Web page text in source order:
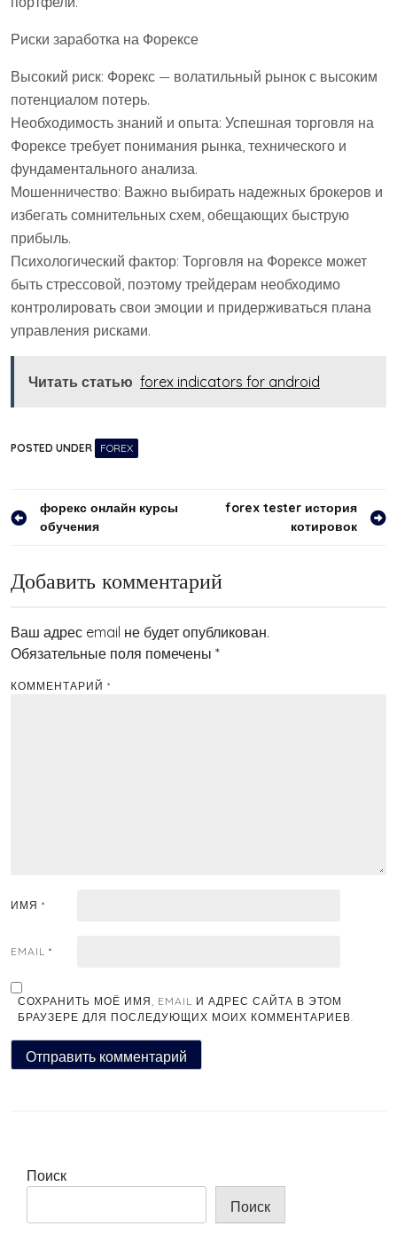
Риски заработка на Форексе
Высокий риск: Форекс — волатильный рынок с высоким
потенциалом потерь.
Необходимость знаний и опыта: Успешная торговля на
Форексе требует понимания рынка, технического и
фундаментального анализа.
Мошенничество: Важно выбирать надежных брокеров и
избегать сомнительных схем, обещающих быструю
прибыль.
Психологический фактор: Торговля на Форексе может
быть стрессовой, поэтому трейдерам необходимо
контролировать свои эмоции и придерживаться плана
управления рисками.
Читать статью forex indicators for android
POSTED UNDER FOREX
Навигация
форекс онлайн курсы
обучения
forex tester история
котировок
Добавить комментарий
Ваш адрес email не будет опубликован.
Обязательные поля помечены *
КОММЕНТАРИЙ *
ИМЯ *
EMAIL *
СОХРАНИТЬ МОЁ ИМЯ, EMAIL И АДРЕС САЙТА В ЭТОМ
БРАУЗЕРЕ ДЛЯ ПОСЛЕДУЮЩИХ МОИХ КОММЕНТАРИЕВ.
Поиск
Поиск